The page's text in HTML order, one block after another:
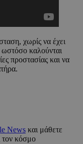
χωρίς να έχει
ωστόσο καλούνται
προστασίας και να
News και μάθετε
τον κόσμο